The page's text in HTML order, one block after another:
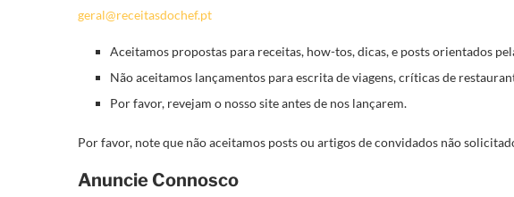
geral@receitasdochef.pt
Aceitamos propostas para receitas, how-tos, dicas, e posts orientados
Não aceitamos lançamentos para escrita de viagens, críticas de
Por favor, revejam o nosso site antes de nos lançarem.
Por favor, note que não aceitamos posts ou artigos de convidados não
Anuncie Connosco